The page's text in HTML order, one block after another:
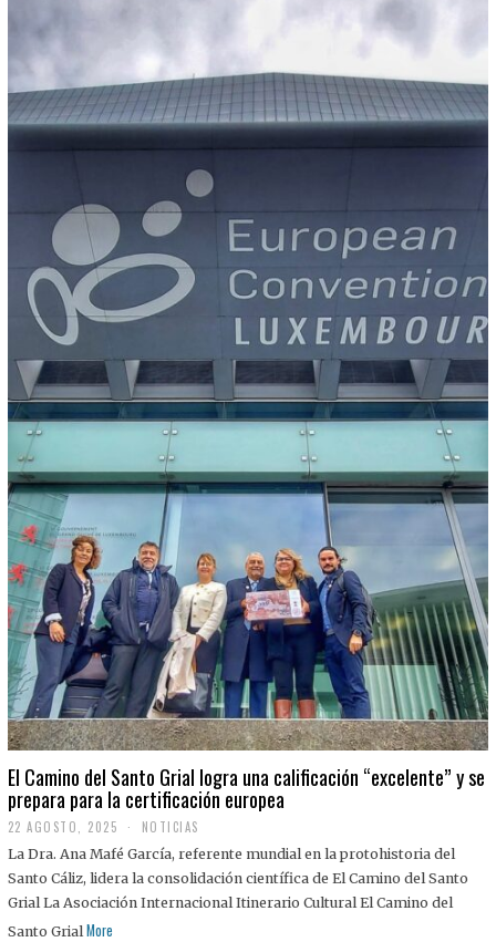
El Camino del Santo Grial logra una calificación “excelente” y se
prepara para la certificación europea
22 AGOSTO, 2025
2
A
G
O
S
NOTICIAS
La Dra. Ana Mafé García, referente mundial en la protohistoria del
Santo Cáliz, lidera la consolidación científica de El Camino del Santo
Grial La Asociación Internacional Itinerario Cultural El Camino del
Santo Grial More